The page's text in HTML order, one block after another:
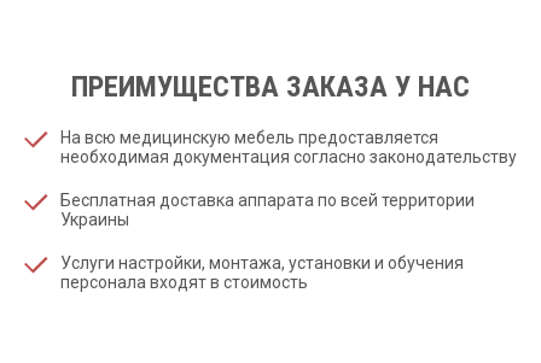
ПРЕИМУЩЕСТВА ЗАКАЗА У НАС
На всю медицинскую мебель предоставляется
необходимая документация согласно законодательству
Бесплатная доставка аппарата по всей территории
Украины
Услуги настройки, монтажа, установки и обучения
персонала входят в стоимость